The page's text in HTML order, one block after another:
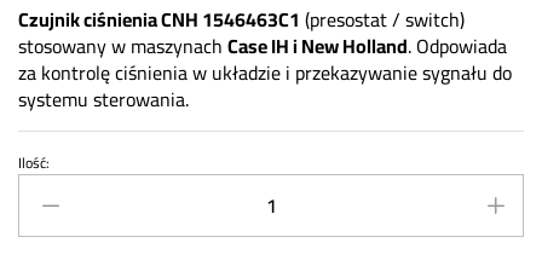
Czujnik ciśnienia CNH 1546463C1 (presostat / switch)
stosowany w maszynachCase IH i New Holland. Odpowiada
za kontrolę ciśnienia w układzie i przekazywanie sygnału do
systemu sterowania.
1546463C1
CNH
–
Ilość: